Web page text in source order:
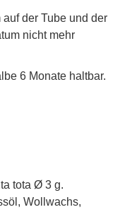
der Tube und der
nicht mehr
6 Monate haltbar.
tota Ø 3 g.
Wollwachs,